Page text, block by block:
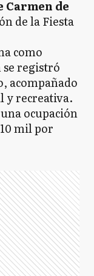
Carmen de
de la Fiesta
como
registró
acompañado
y recreativa.
ocupación
mil por